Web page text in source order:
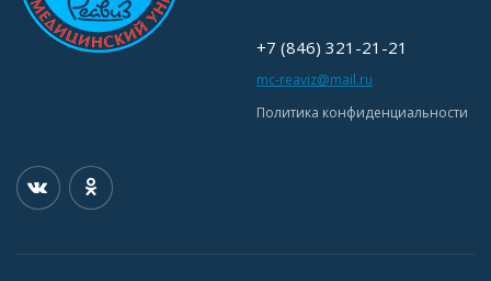
+7 (846) 321-21-21
mc-reaviz@mail.ru
Политика конфиденциальности